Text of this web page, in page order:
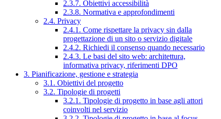
2.3.7. Obiettivi accessibilità
2.3.8. Normativa e approfondimenti
2.4. Privacy
2.4.1. Come rispettare la privacy sin dalla
progettazione di un sito o servizio digitale
2.4.2. Richiedi il consenso quando necessario
2.4.3. Le basi del sito web: architettura,
informativa privacy, riferimenti DPO
3. Pianificazione, gestione e strategia
3.1. Obiettivi del progetto
3.2. Tipologie di progetti
3.2.1. Tipologie di progetto in base agli attori
coinvolti nel servizio